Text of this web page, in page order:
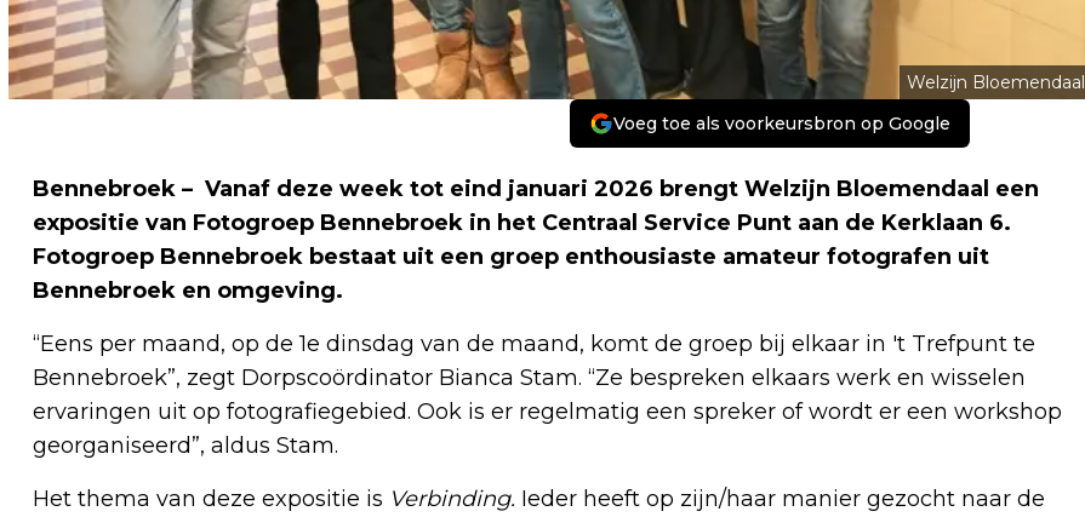
Welzijn Bloemendaal
Voeg toe als voorkeursbron op Google
Bennebroek – Vanaf deze week tot eind januari 2026 brengt Welzijn Bloemendaal een
expositie van Fotogroep Bennebroek in het Centraal Service Punt aan de Kerklaan 6.
Fotogroep Bennebroek bestaat uit een groep enthousiaste amateur fotografen uit
Bennebroek en omgeving.
“Eens per maand, op de 1e dinsdag van de maand, komt de groep bij elkaar in 't Trefpunt te
Bennebroek”, zegt Dorpscoördinator Bianca Stam. “Ze bespreken elkaars werk en wisselen
ervaringen uit op fotografiegebied. Ook is er regelmatig een spreker of wordt er een workshop
georganiseerd”, aldus Stam.
Het thema van deze expositie is Verbinding. Ieder heeft op zijn/haar manier gezocht naar de